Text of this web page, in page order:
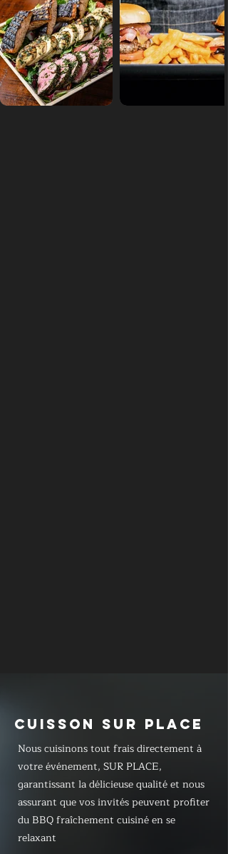
CUISSON SUR PLACE
Nous cuisinons tout frais directement à
votre événement, SUR PLACE,
garantissant la délicieuse qualité et nous
assurant que vos invités peuvent profiter
du BBQ fraîchement cuisiné en se
relaxant